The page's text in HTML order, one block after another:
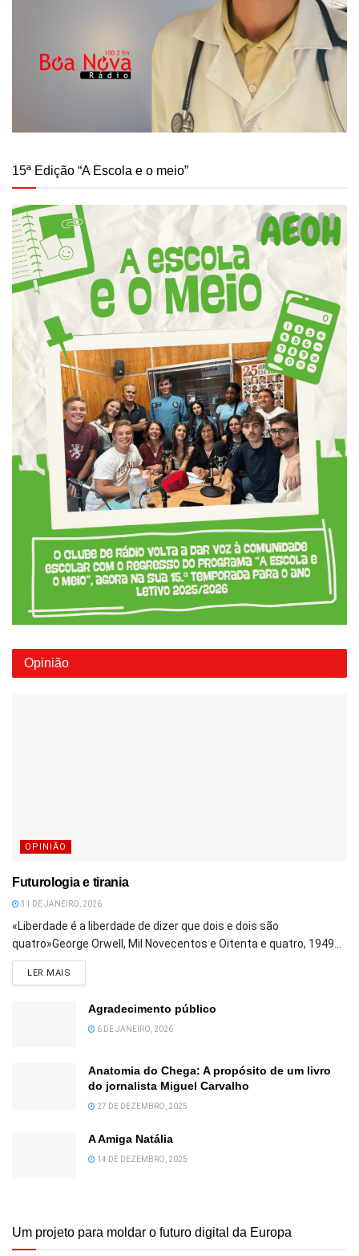
15ª Edição “A Escola e o meio”
Opinião
OPINIÃO
Futurologia e tirania
31 DE JANEIRO, 2026
«Liberdade é a liberdade de dizer que dois e dois são
quatro»George Orwell, Mil Novecentos e Oitenta e quatro, 1949...
LER MAIS
Agradecimento público
6 DE JANEIRO, 2026
Anatomia do Chega: A propósito de um livro
do jornalista Miguel Carvalho
27 DE DEZEMBRO, 2025
A Amiga Natália
14 DE DEZEMBRO, 2025
Um projeto para moldar o futuro digital da Europa